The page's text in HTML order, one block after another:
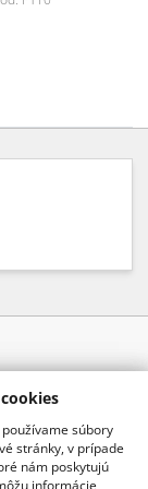
Odoslať
súbory
stránky, v prípade
nám poskytujú
informácie